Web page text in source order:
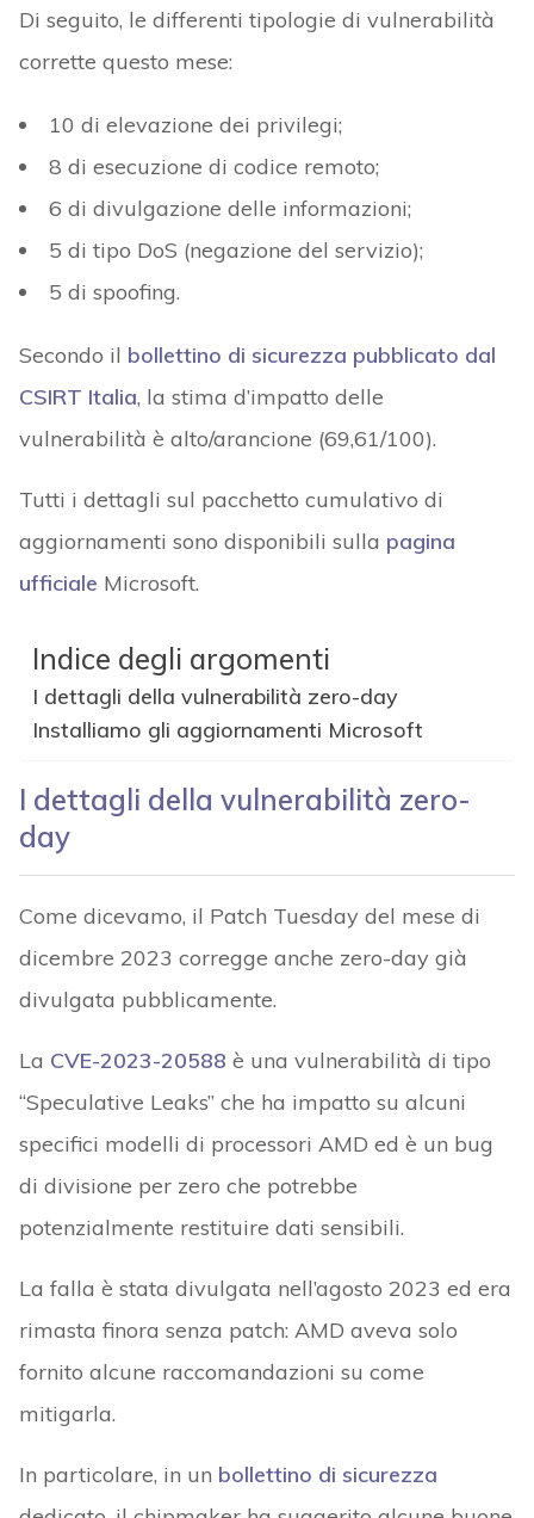
Di seguito, le differenti tipologie di vulnerabilità
corrette questo mese:
10 di elevazione dei privilegi;
8 di esecuzione di codice remoto;
6 di divulgazione delle informazioni;
5 di tipo DoS (negazione del servizio);
5 di spoofing.
Secondo il bollettino di sicurezza pubblicato dal
CSIRT Italia, la stima d’impatto delle
vulnerabilità è alto/arancione (69,61/100).
Tutti i dettagli sul pacchetto cumulativo di
aggiornamenti sono disponibili sulla pagina
ufficiale Microsoft.
Indice degli argomenti
I dettagli della vulnerabilità zero-day
Installiamo gli aggiornamenti Microsoft
I dettagli della vulnerabilità zero-
day
Come dicevamo, il Patch Tuesday del mese di
dicembre 2023 corregge anche zero-day già
divulgata pubblicamente.
La CVE-2023-20588 è una vulnerabilità di tipo
“Speculative Leaks” che ha impatto su alcuni
specifici modelli di processori AMD ed è un bug
di divisione per zero che potrebbe
potenzialmente restituire dati sensibili.
La falla è stata divulgata nell’agosto 2023 ed era
rimasta finora senza patch: AMD aveva solo
fornito alcune raccomandazioni su come
mitigarla.
In particolare, in un bollettino di sicurezza